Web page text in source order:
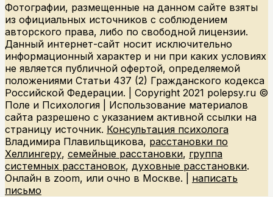
Фотографии, размещенные на данном сайте взяты
из официальных источников с соблюдением
авторского права, либо по свободной лицензии.
Данный интернет-сайт носит исключительно
информационный характер и ни при каких условиях
не является публичной офертой, определяемой
положениями Статьи 437 (2) Гражданского кодекса
Российской Федерации. | Copyright 2021 polepsy.ru ©
Поле и Психология | Использование материалов
сайта разрешено с указанием активной ссылки на
страницу источник. Консультация психолога
Владимира Плавильщикова, расстановки по
Хеллингеру, семейные расстановки, группа
системных расстановок, духовные расcтановки.
Онлайн в zoom, или очно в Москве. | написать
письмо